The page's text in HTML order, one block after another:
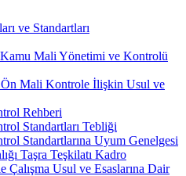
ve Standartları
Mali Yönetimi ve Kontrolü
Mali Kontrole İlişkin Usul ve
Rehberi
Standartları Tebliği
Standartlarına Uyum Genelgesi
Taşra Teşkilatı Kadro
Çalışma Usul ve Esaslarına Dair